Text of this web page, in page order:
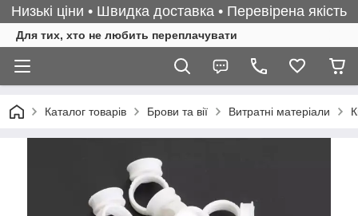
Низькі ціни • Швидка доставка • Перевірена якість
Для тих, хто не любить переплачувати
Каталог товарів Брови та вії Витратні матеріали